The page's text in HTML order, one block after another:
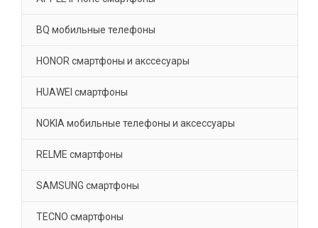
BQ мобильные телефоны
HONOR смартфоны и акссесуары
HUAWEI смартфоны
NOKIA мобильные телефоны и аксессуары
RELME смартфоны
SAMSUNG смартфоны
TECNO смартфоны